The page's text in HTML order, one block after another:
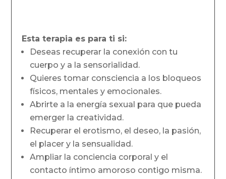
Esta terapia es para ti si:
Deseas recuperar la conexión con tu
cuerpo y a la sensorialidad.
Quieres tomar consciencia a los bloqueos
físicos, mentales y emocionales.
Abrirte a la energía sexual para que pueda
emerger la creatividad.
Recuperar el erotismo, el deseo, la pasión,
el placer y la sensualidad.
Ampliar la conciencia corporal y el
contacto íntimo amoroso contigo misma.